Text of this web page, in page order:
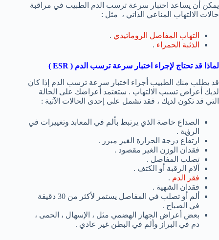
يمكن أن يساعد اختبار سرعة ترسب الدم الطبيب في مراقبة
حالات الالتهاب المناعي الذاتي ، مثل :
التهاب المفاصل الروماتيدي .
الذئبة الحمراء .
لماذا قد تحتاج لإجراء اختبار سرعة ترسب الدم ( ESR
)
قد يطلب منك الطبيب أجراء اختبار سرعة ترسب الدم إذا كان
لديك أعراض تسبب الالتهاب . ستعتمد أعراضك على الحالة
التي قد تكون لديك ، فقد تشمل على إحدى الحالات الآتية :
الصداع خاصة الذي يرتبط بألم في المعابد وتغييرات في
الرؤية .
ارتفاع درجة الحرارة الغير مبرر .
فقدان الوزن الغير مقصود .
تصلب المفاصل .
آلام الرقبة أو الكتف .
فقر الدم .
فقدان الشهية .
ألم أو تصلب في المفاصل يستمر لأكثر من 30 دقيقة
في الصباح .
بعض أعراض الجهاز الهضمي مثل ، الإسهال ، الحمى ،
دم في البراز وألم في البطن غير عادي .